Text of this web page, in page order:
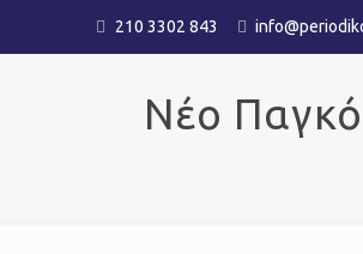
210 3302 843
Νέο